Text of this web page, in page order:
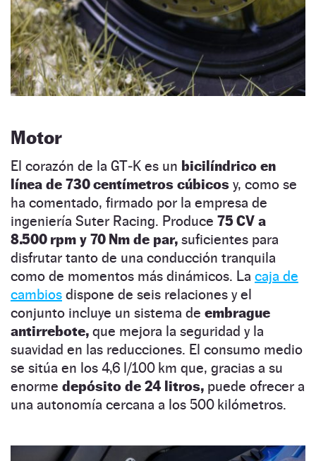
Motor
El corazón de la GT‑K es un bicilíndrico en
línea de 730 centímetros cúbicos y, como se
ha comentado, firmado por la empresa de
ingeniería Suter Racing. Produce 75 CV a
8.500 rpm y 70 Nm de par, suficientes para
disfrutar tanto de una conducción tranquila
como de momentos más dinámicos. La caja de
cambios dispone de seis relaciones y el
conjunto incluye un sistema de embrague
antirrebote, que mejora la seguridad y la
suavidad en las reducciones. El consumo medio
se sitúa en los 4,6 l/100 km que, gracias a su
enorme depósito de 24 litros, puede ofrecer a
una autonomía cercana a los 500 kilómetros.